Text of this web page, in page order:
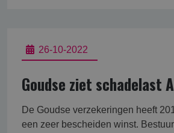
26-10-2022
Goudse ziet schadelast
De Goudse verzekeringen heeft
een zeer bescheiden winst.